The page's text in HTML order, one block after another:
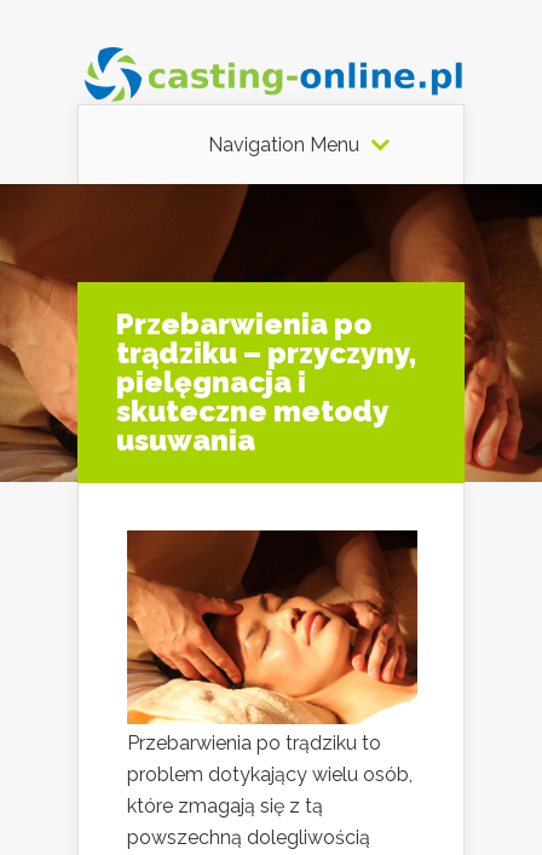
Navigation Menu
Przebarwienia po
trądziku – przyczyny,
pielęgnacja i
skuteczne metody
usuwania
Przebarwienia po trądziku to
problem dotykający wielu osób,
które zmagają się z tą
powszechną dolegliwością